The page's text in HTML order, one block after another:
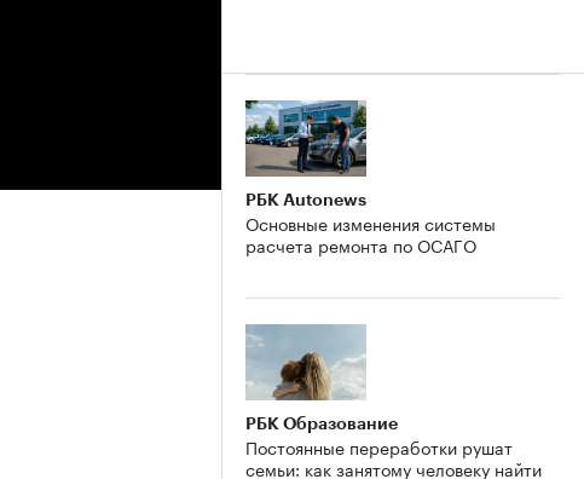
РБК Autonews
Основные изменения системы
расчета ремонта по ОСАГО
РБК Образование
Постоянные переработки рушат
семьи: как занятому человеку найти